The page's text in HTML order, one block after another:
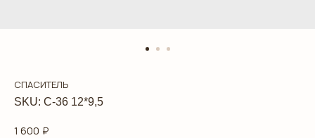
СПАСИТЕЛЬ
SKU: С-36 12*9,5
1 600 ₽